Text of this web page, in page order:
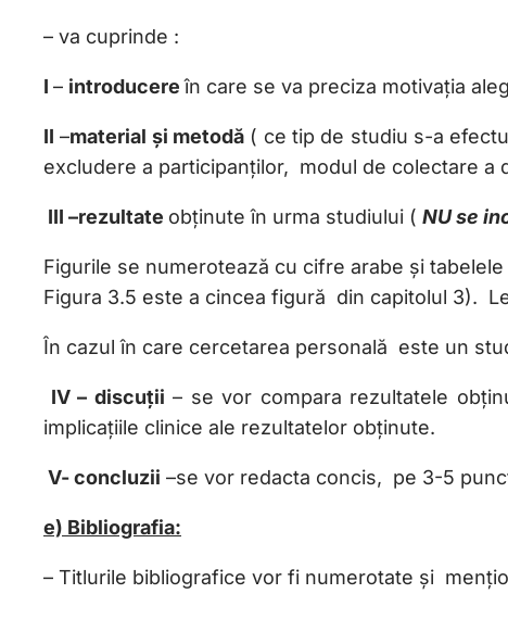
– va cuprinde :
I – introducereîn care se va preciza motivația
II –material și metodă ( ce tip de studiu s-a
excludere a participanților, modul de colectare a
III –rezultate obținute în urma studiului ( NU se
Figurile se numerotează cu cifre arabe și
Figura 3.5 este a cincea figură din capitolul 3).
În cazul în care cercetarea personală este un
IV – discuții – se vor compara rezultatele
implicațiile clinice ale rezultatelor obținute.
V- concluzii –se vor redacta concis, pe 3-5
e) Bibliografia:
– Titlurile bibliografice vor fi numerotate și